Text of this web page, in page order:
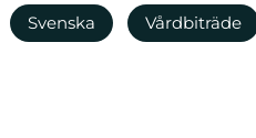
Svenska Vårdbiträde